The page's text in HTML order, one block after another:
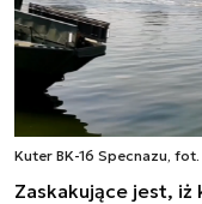
Kuter BK-16 Specnazu,
Zaskakujące jest,